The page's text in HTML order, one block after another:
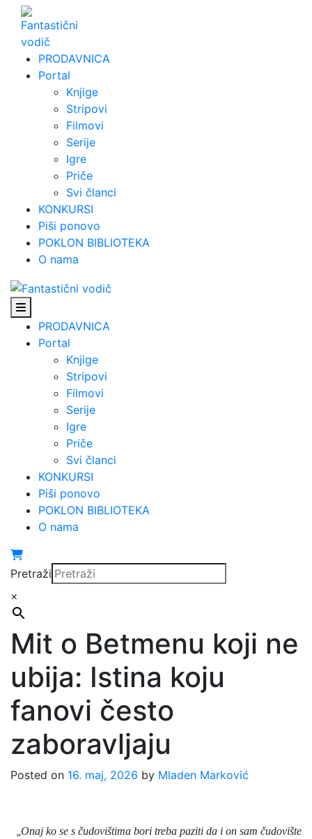
Skip
content
PRODAVNICA
Portal
Knjige
Stripovi
Filmovi
Serije
Igre
Priče
Svi članci
KONKURSI
Piši ponovo
POKLON BIBLIOTEKA
O nama
PRODAVNICA
Portal
Knjige
Stripovi
Filmovi
Serije
Igre
Priče
Svi članci
KONKURSI
Piši ponovo
POKLON BIBLIOTEKA
O nama
Pretraži
×
Mit o Betmenu koji ne
ubija: Istina koju
fanovi često
zaboravljaju
Posted on 16. maj, 2026 by Mladen Marković
„Onaj ko se s čudovištima bori treba paziti da i on sam čudovište